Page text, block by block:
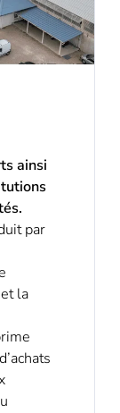
ainsi
par
la